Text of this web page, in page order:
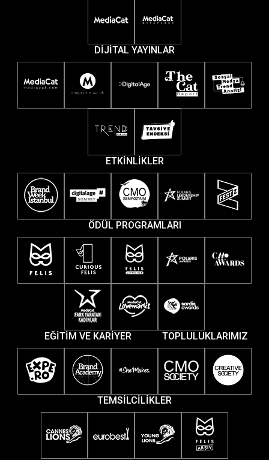
DİJİTAL YAYINLAR
ETKİNLİKLER
ÖDÜL PROGRAMLARI
EĞİTİM VE KARİYER TOPLULUKLARIMIZ
TEMSİLCİLİKLER